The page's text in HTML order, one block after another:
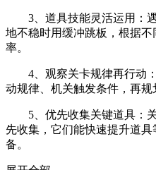
3、道具技能灵活运用：遇
地不稳时用缓冲跳板，根据
率。
4、观察关卡规律再行动：
动规律、机关触发条件，再规
5、优先收集关键道具：关
先收集，它们能快速提升道
备。